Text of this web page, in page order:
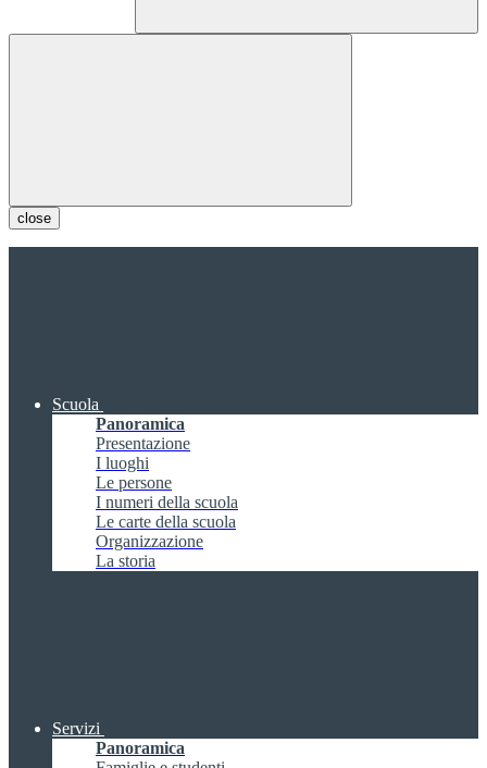
close
Scuola
Panoramica
Presentazione
I luoghi
Le persone
I numeri della scuola
Le carte della scuola
Organizzazione
La storia
Servizi
Panoramica